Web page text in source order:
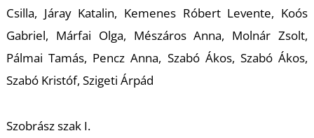
Csilla, Járay Katalin, Kemenes Róbert Levente, Koós
Gabriel, Márfai Olga, Mészáros Anna, Molnár Zsolt,
Pálmai Tamás, Pencz Anna, Szabó Ákos, Szabó Ákos,
Szabó Kristóf, Szigeti Árpád
Szobrász szak I.